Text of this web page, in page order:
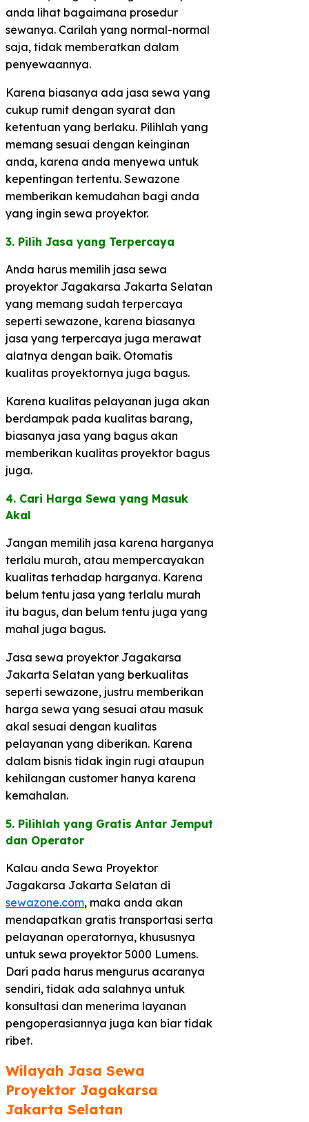
anda lihat bagaimana prosedur
sewanya. Carilah yang normal-normal
saja, tidak memberatkan dalam
penyewaannya.
Karena biasanya ada jasa sewa yang
cukup rumit dengan syarat dan
ketentuan yang berlaku. Pilihlah yang
memang sesuai dengan keinginan
anda, karena anda menyewa untuk
kepentingan tertentu. Sewazone
memberikan kemudahan bagi anda
yang ingin sewa proyektor.
3. Pilih Jasa yang Terpercaya​
Anda harus memilih jasa sewa
proyektor Jagakarsa Jakarta Selatan
yang memang sudah terpercaya
seperti sewazone, karena biasanya
jasa yang terpercaya juga merawat
alatnya dengan baik. Otomatis
kualitas proyektornya juga bagus.
Karena kualitas pelayanan juga akan
berdampak pada kualitas barang,
biasanya jasa yang bagus akan
memberikan kualitas proyektor bagus
juga.
4. Cari Harga Sewa yang Masuk
Akal​
Jangan memilih jasa karena harganya
terlalu murah, atau mempercayakan
kualitas terhadap harganya. Karena
belum tentu jasa yang terlalu murah
itu bagus, dan belum tentu juga yang
mahal juga bagus.
Jasa sewa proyektor Jagakarsa
Jakarta Selatan yang berkualitas
seperti sewazone, justru memberikan
harga sewa yang sesuai atau masuk
akal sesuai dengan kualitas
pelayanan yang diberikan. Karena
dalam bisnis tidak ingin rugi ataupun
kehilangan customer hanya karena
kemahalan.
5. Pilihlah yang Gratis Antar Jemput
dan Operator​
Kalau anda Sewa Proyektor
Jagakarsa Jakarta Selatan di
sewazone.com, maka anda akan
mendapatkan gratis transportasi serta
pelayanan operatornya, khususnya
untuk sewa proyektor 5000 Lumens.
Dari pada harus mengurus acaranya
sendiri, tidak ada salahnya untuk
konsultasi dan menerima layanan
pengoperasiannya juga kan biar tidak
ribet.
Wilayah Jasa Sewa
Proyektor Jagakarsa
Jakarta Selatan​